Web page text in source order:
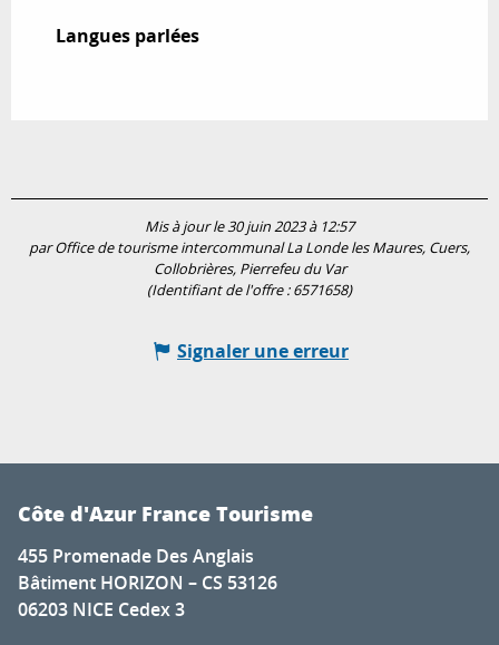
Langues parlées
Langues parlées
Mis à jour le 30 juin 2023 à 12:57
par Office de tourisme intercommunal La Londe les Maures, Cuers,
Collobrières, Pierrefeu du Var
(Identifiant de l'offre :6571658)
Signaler une erreur
Côte d'Azur France Tourisme
455 Promenade Des Anglais
Bâtiment HORIZON – CS 53126
06203 NICE Cedex 3